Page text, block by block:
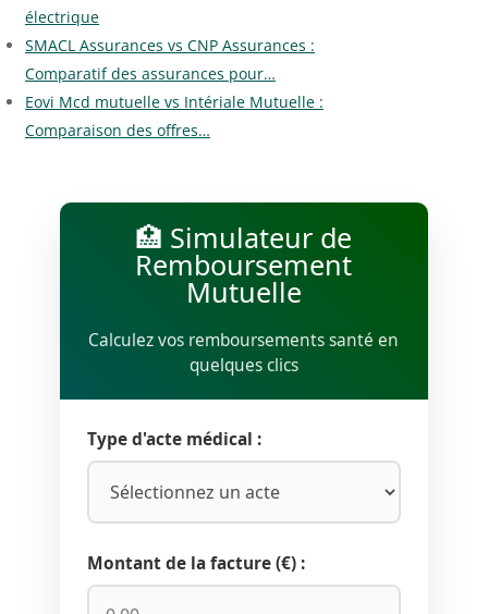
électrique
SMACL Assurances vs CNP Assurances :
Comparatif des assurances pour…
Eovi Mcd mutuelle vs Intériale Mutuelle :
Comparaison des offres…
🏥 Simulateur de
Remboursement
Mutuelle
Calculez vos remboursements santé en
quelques clics
Type d'acte médical :
Montant de la facture (€) :